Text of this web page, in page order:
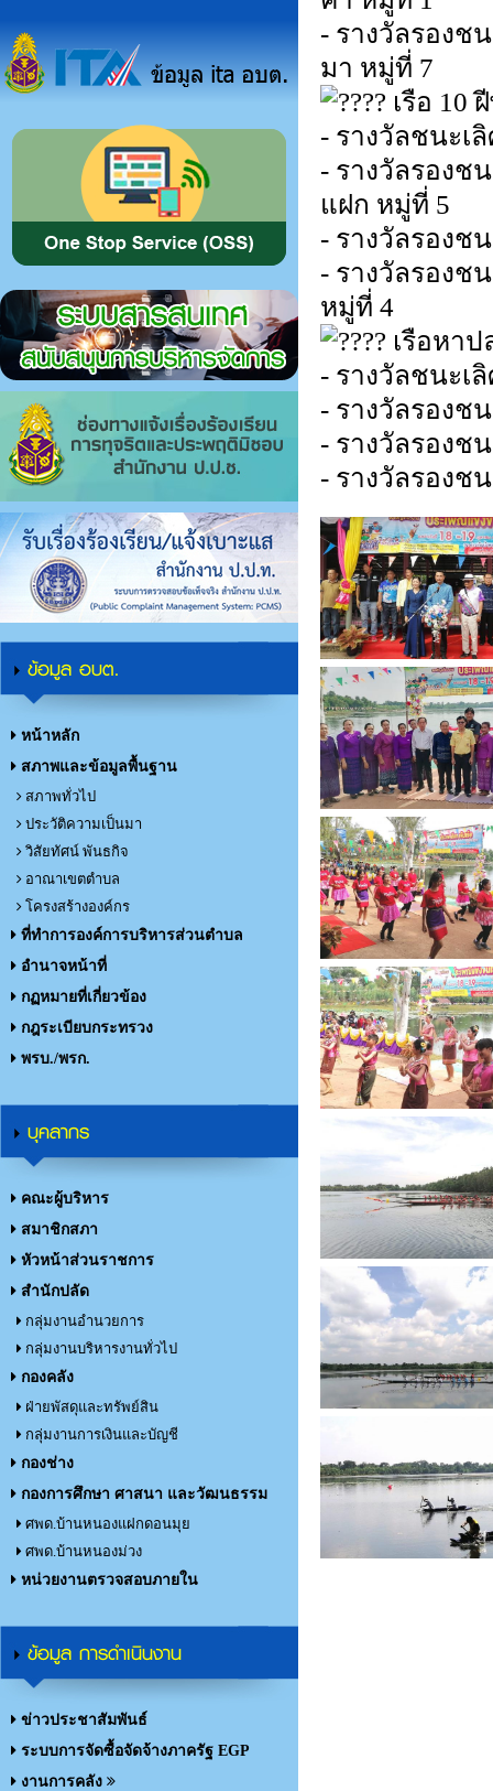
ข้อมูล อบต.
หน้าหลัก
สภาพและข้อมูลพื้นฐาน
สภาพทั่วไป
ประวัติความเป็นมา
วิสัยทัศน์ พันธกิจ
อาณาเขตตำบล
โครงสร้างองค์กร
ที่ทำการองค์การบริหารส่วนตำบล
อำนาจหน้าที่
กฏหมายที่เกี่ยวข้อง
กฎระเบียบกระทรวง
พรบ./พรก.
บุคลากร
คณะผู้บริหาร
สมาชิกสภา
หัวหน้าส่วนราชการ
สำนักปลัด
กลุ่มงานอำนวยการ
กลุ่มงานบริหารงานทั่วไป
กองคลัง
ฝ่ายพัสดุและทรัพย์สิน
กลุ่มงานการเงินและบัญชี
กองช่าง
กองการศึกษา ศาสนา และวัฒนธรรม
ศพด.บ้านหนองแฝกดอนมุย
ศพด.บ้านหนองม่วง
หน่วยงานตรวจสอบภายใน
ข้อมูล การดำเนินงาน
ข่าวประชาสัมพันธ์
ระบบการจัดซื้อจัดจ้างภาครัฐ EGP
งานการคลัง
-​ รางวัลรองช
มา​ หมู่ที่​ 7
เรือ​ 10​
-​ รางวัลชนะเ
-​ รางวัลรองช
แฝก​ หมู่ที่​ 5
-​ รางวัลรองช
-​ รางวัลรองช
หมู่ที่​ 4
เรือหา
-​ รางวัลชนะเ
-​ รางวัลรองช
-​ รางวัลรองช
-​ รางวัลรองช